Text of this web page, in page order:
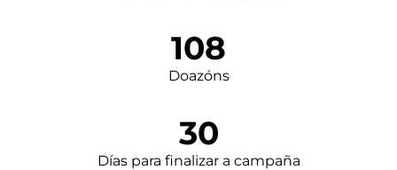
108
Doazóns
30
Días para finalizar a campaña